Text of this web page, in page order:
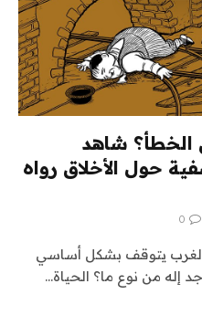
شاهد
حول الأخلاق رواه
0
الغرب يتوقف بشكل أساسي
إله من نوع ما؟ الحياة…